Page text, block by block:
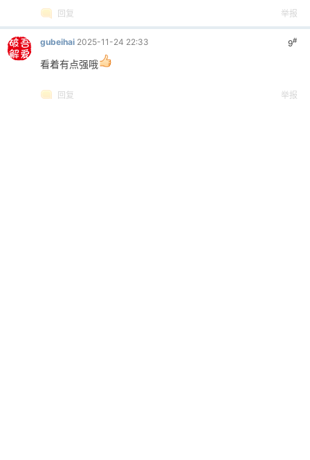
回复 举报
9#
gubeihai 2025-11-24 22:33
看着有点强哦
回复 举报